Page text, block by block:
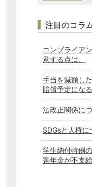
注目のコラ
コンプライア
意する点は、
手当を減額し
賠償予定にな
法改正関係に
SDGsと人権に
学生納付特例
害年金が不支